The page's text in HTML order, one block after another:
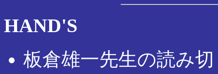
HAND'S
板倉雄一先生の読み